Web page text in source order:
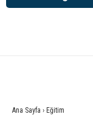
Ana Sayfa › Eğitim